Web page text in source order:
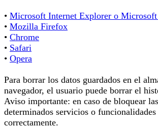
• Microsoft Internet Explorer o Microsoft
• Mozilla Firefox
• Chrome
• Safari
• Opera
Para borrar los datos guardados en el
navegador, el usuario puede borrar el
Aviso importante: en caso de bloquear
determinados servicios o
correctamente.